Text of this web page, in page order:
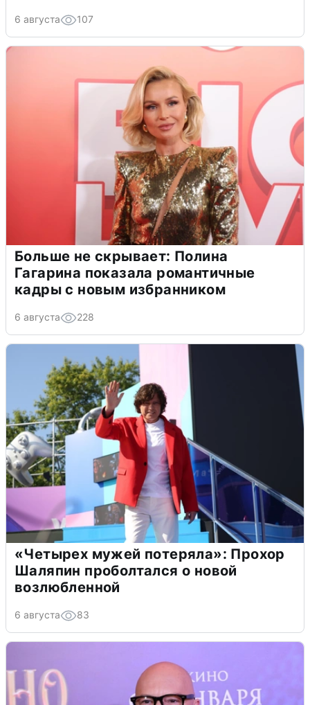
6 августа 107
Больше не скрывает: Полина
Гагарина показала романтичные
кадры с новым избранником
6 августа 228
«Четырех мужей потеряла»: Прохор
Шаляпин проболтался о новой
возлюбленной
6 августа 83